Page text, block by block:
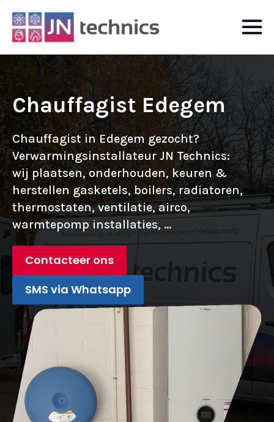
Chauffagist Edegem
Chauffagist in Edegem gezocht?
Verwarmingsinstallateur JN Technics:
wij plaatsen, onderhouden, keuren &
herstellen gasketels, boilers, radiatoren,
thermostaten, ventilatie, airco,
warmtepomp installaties, ...
Contacteer ons
SMS via Whatsapp